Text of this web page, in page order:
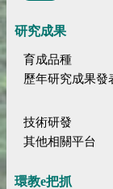
研究成果
育成品種
歷年研究成果發
技術研發
其他相關平台
環教e把抓